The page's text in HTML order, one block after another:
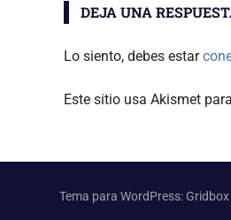
DEJA UNA
Lo siento, debes estar
Este sitio usa Akismet
Tema para WordPress: Gridbox